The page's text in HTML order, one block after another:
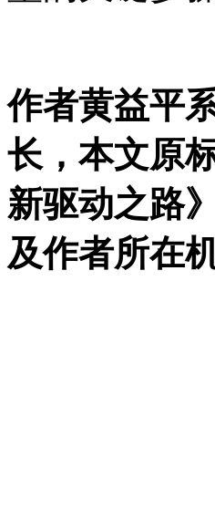
作者黄益平
长，本文原
新驱动之路
及作者所在